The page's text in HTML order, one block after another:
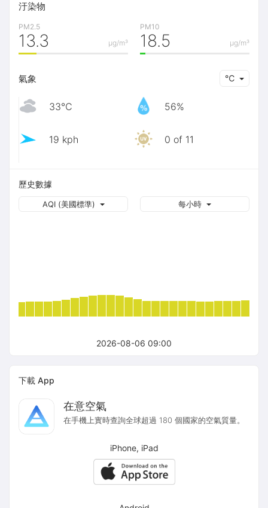
2026-08-06 09:00
汙染物
PM2.5
μg/m³
13.3
PM10
μg/m³
18.5
氣象 ℃
33℃ 56%
19 kph 0 of 11
歷史數據
每小時
AQI (美國標準)
下載 App
在意空氣
在手機上實時查詢全球超過 180 個國家的空氣質量。
iPhone, iPad